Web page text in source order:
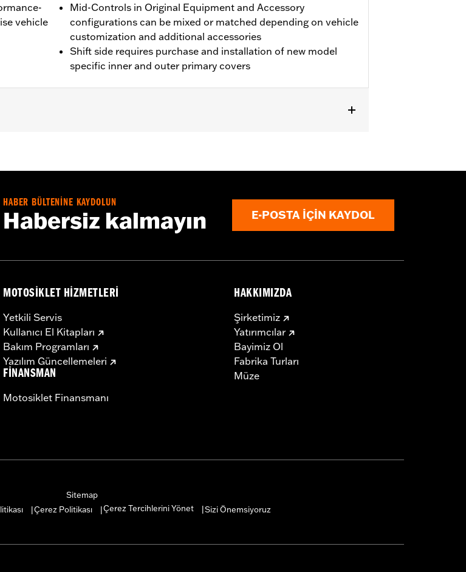
vehicle
Mid-Controls in Original Equipment and Accessory
configurations can be mixed or matched depending on vehicle
customization and additional accessories
Shift side requires purchase and installation of new model
specific inner and outer primary covers
Primary Cover P/N 25700937, 25700941, 25700851 or 25700850 and
FXFB and FXFBS require separate purchase of Cover P/N 25700933 and
Covers.
HABER BÜLTENİNE KAYDOLUN
Habersiz kalmayın E-POSTA IÇIN KAYDOL
MOTOSIKLET HIZMETLERI
Yetkili Servis
Kullanıcı El Kitapları
Bakım Programları
Yazılım Güncellemeleri
FINANSMAN
Motosiklet Finansmanı
HAKKIMIZDA
Şirketimiz
Yatırımcılar
Bayimiz Ol
Fabrika Turları
Müze
Sitemap
Çerez Politikası Çerez Tercihlerini Yönet Sizi Önemsiyoruz